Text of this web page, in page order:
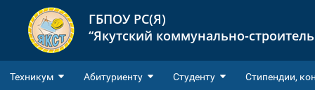
ГБПОУ РС(Я)
“Якутский коммунально-
Техникум Абитуриенту Студенту Cтипендии,